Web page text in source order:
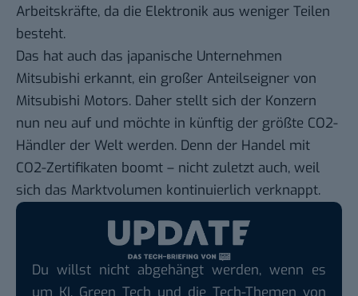
Arbeitskräfte, da die Elektronik aus weniger Teilen
besteht.
Das hat auch das japanische Unternehmen
Mitsubishi erkannt, ein großer Anteilseigner von
Mitsubishi Motors. Daher stellt sich der Konzern
nun neu auf und möchte in künftig der größte CO2-
Händler der Welt werden. Denn der Handel mit
CO2-Zertifikaten boomt – nicht zuletzt auch, weil
sich das Marktvolumen kontinuierlich verknappt.
Du willst nicht abgehängt werden, wenn es
um KI, Green Tech und die Tech-Themen von